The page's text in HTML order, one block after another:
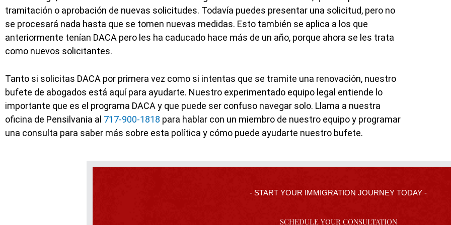
tramitación o aprobación de nuevas solicitudes. Todavía puedes presentar una solicitud, pero no
se procesará nada hasta que se tomen nuevas medidas. Esto también se aplica a los que
anteriormente tenían DACA pero les ha caducado hace más de un año, porque ahora se les trata
como nuevos solicitantes.
Tanto si solicitas DACA por primera vez como si intentas que se tramite una renovación, nuestro
bufete de abogados está aquí para ayudarte. Nuestro experimentado equipo legal entiende lo
importante que es el programa DACA y que puede ser confuso navegar solo. Llama a nuestra
oficina de Pensilvania al 717-900-1818 para hablar con un miembro de nuestro equipo y programar
una consulta para saber más sobre esta política y cómo puede ayudarte nuestro bufete.
- START YOUR IMMIGRATION JOURNEY TODAY -
SCHEDULE YOUR CONSULTATION